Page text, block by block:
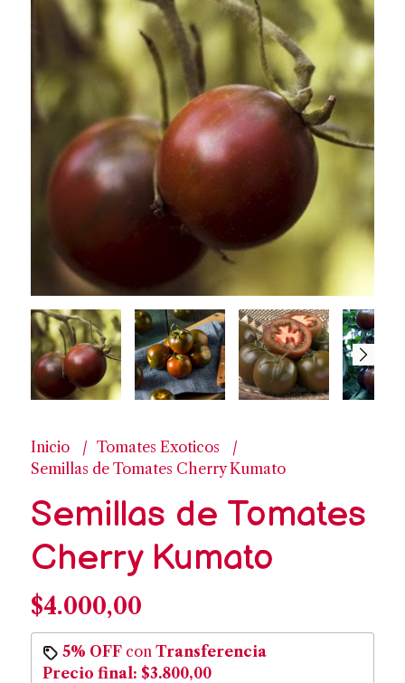
Inicio
Tomates Exoticos
Semillas de Tomates Cherry Kumato
Semillas de Tomates
Cherry Kumato
$4.000,00
5% OFFcon Transferencia
Precio final: $3.800,00